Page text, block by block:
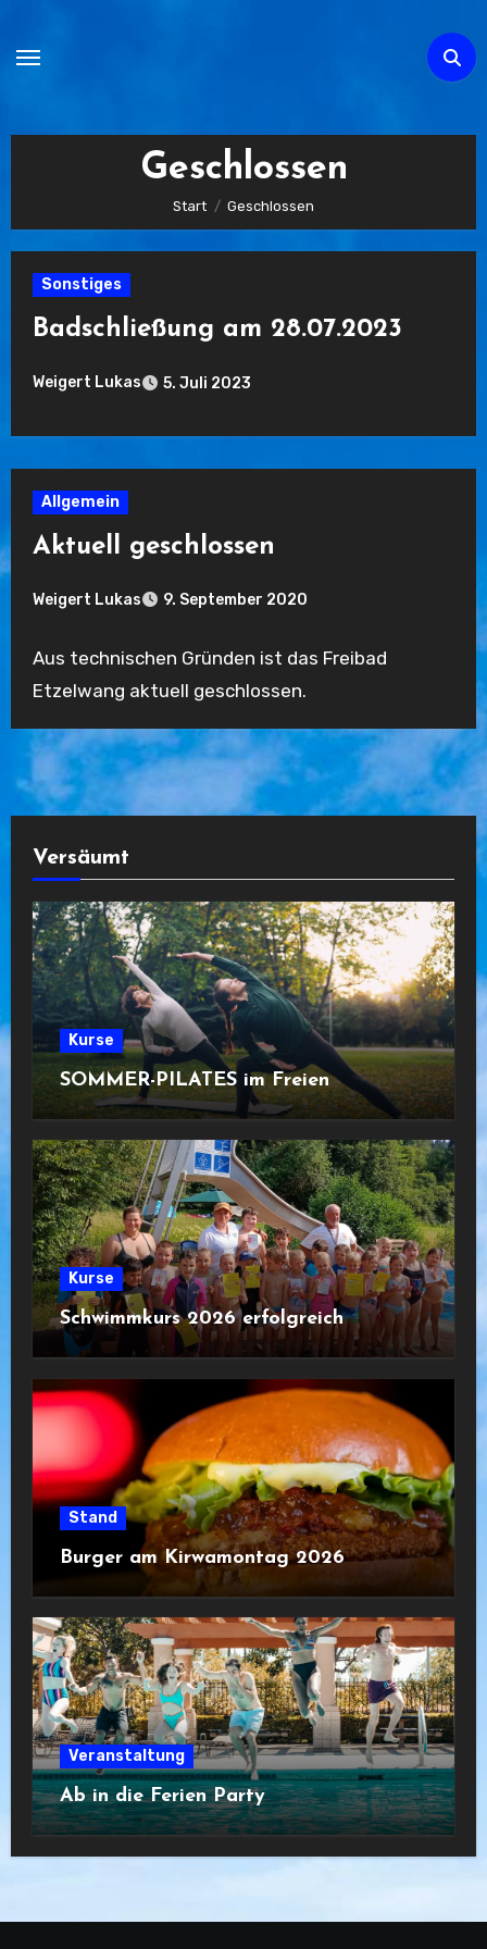
Geschlossen
Start Geschlossen
Sonstiges
Badschließung am 28.07.2023
Weigert Lukas 5. Juli 2023
Allgemein
Aktuell geschlossen
Weigert Lukas 9. September 2020
Kommentare
Aus technischen Gründen ist das Freibad
Etzelwang aktuell geschlossen.
Versäumt
Kurse
SOMMER-PILATES im Freien
Kurse
Schwimmkurs 2026 erfolgreich
Stand
Burger am Kirwamontag 2026
Veranstaltung
Ab in die Ferien Party